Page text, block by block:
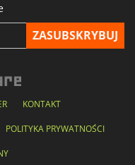
KONTAKT
POLITYKA PRYWATNOŚCI